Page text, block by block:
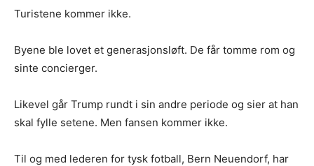
Turistene kommer ikke.
Byene ble lovet et generasjonsløft. De får tomme rom og
sinte concierger.
Likevel går Trump rundt i sin andre periode og sier at han
skal fylle setene. Men fansen kommer ikke.
Til og med lederen for tysk fotball, Bern Neuendorf, har